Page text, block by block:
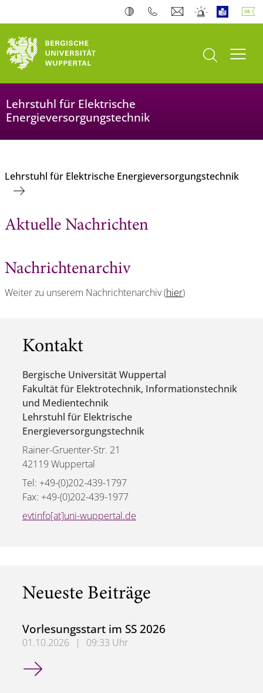
Suche öffnen
Lehrstuhl für Elektrische
Energieversorgungstechnik
Lehrstuhl für Elektrische Energieversorgungstechnik
Aktuelle Nachrichten
Nachrichtenarchiv
Weiter zu unserem Nachrichtenarchiv (hier)
Kontakt
Bergische Universität Wuppertal
Fakultät für Elektrotechnik, Informationstechnik
und Medientechnik
Lehrstuhl für Elektrische
Energieversorgungstechnik
Rainer-Gruenter-Str. 21
42119 Wuppertal
Tel: +49-(0)202-439-1797
Fax: +49-(0)202-439-1977
evtinfo[at]uni-wuppertal.de
Neueste Beiträge
Vorlesungsstart im SS 2026
01.10.2026 |
09:33 Uhr
Vorlesungsstart im SS 2026